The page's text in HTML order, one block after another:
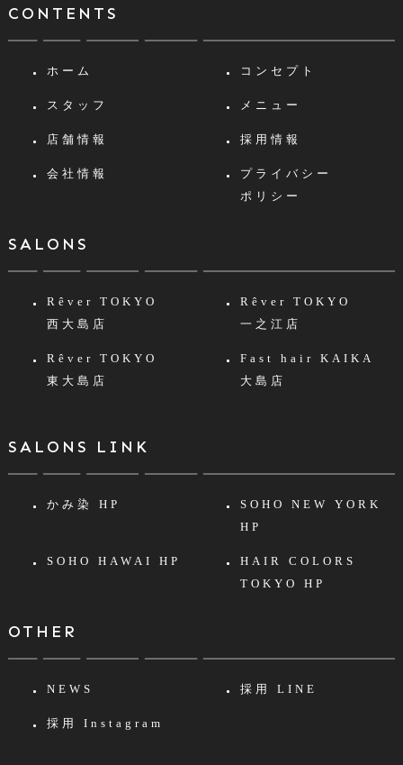
CONTENTS
ホーム コンセプト
スタッフ メニュー
店舗情報 採用情報
会社情報
プライバシー
ポリシー
SALONS
Rêver TOKYO
西大島店
Rêver TOKYO
一之江店
Rêver TOKYO
東大島店
Fast hair KAIKA
大島店
SALONS LINK
かみ染 HP
SOHO NEW YORK
HP
SOHO HAWAI HP
HAIR COLORS
TOKYO HP
OTHER
NEWS 採用 LINE
採用 Instagram